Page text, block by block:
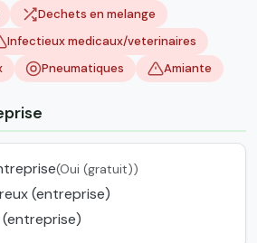
Dechets en melange
Infectieux medicaux/veterinaires
Pneumatiques Amiante
(Oui (gratuit))
(entreprise)